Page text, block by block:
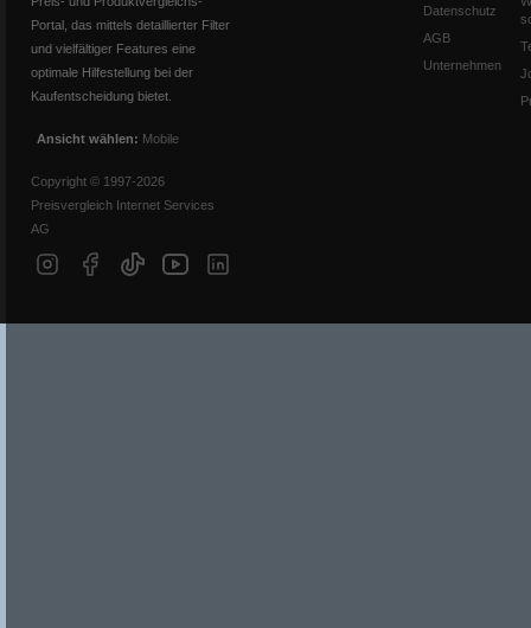
Portal, das mittels detaillierter Filter
und vielfältiger Features eine
optimale Hilfestellung bei der
Kaufentscheidung bietet.
Ansicht wählen: Mobile
Copyright © 1997-2026
Preisvergleich Internet Services
AG
Datenschutz
AGB
Unternehmen